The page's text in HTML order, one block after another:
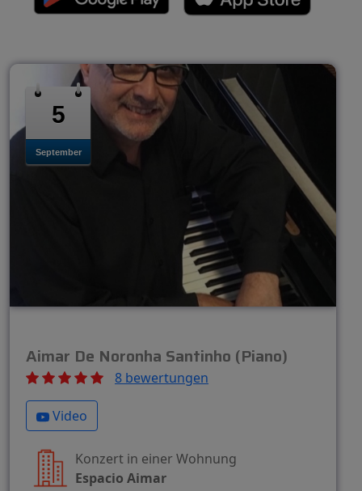
5
September
Aimar De Noronha Santinho (Piano)
8 bewertungen
Video
Konzert in einer Wohnung
Espacio Aimar